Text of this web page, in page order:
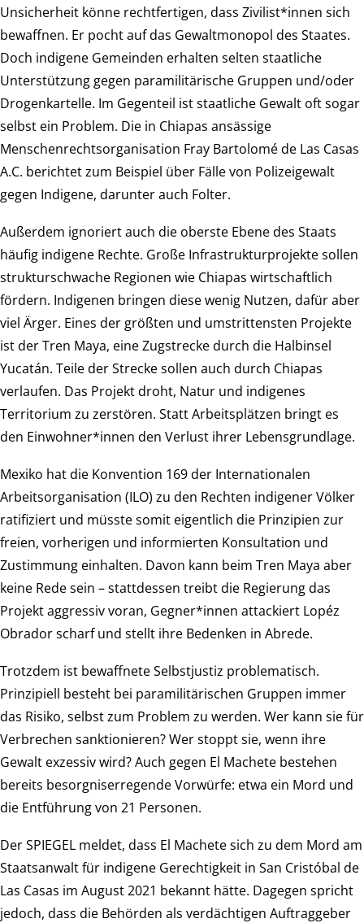
Unsicherheit könne rechtfertigen, dass Zivilist*innen sich
bewaffnen. Er pocht auf das Gewaltmonopol des Staates.
Doch indigene Gemeinden erhalten selten staatliche
Unterstützung gegen paramilitärische Gruppen und/oder
Drogenkartelle. Im Gegenteil ist staatliche Gewalt oft sogar
selbst ein Problem. Die in Chiapas ansässige
Menschenrechtsorganisation Fray Bartolomé de Las Casas
A.C. berichtet zum Beispiel über Fälle von Polizeigewalt
gegen Indigene, darunter auch Folter.
Außerdem ignoriert auch die oberste Ebene des Staats
häufig indigene Rechte. Große Infrastrukturprojekte sollen
strukturschwache Regionen wie Chiapas wirtschaftlich
fördern. Indigenen bringen diese wenig Nutzen, dafür aber
viel Ärger. Eines der größten und umstrittensten Projekte
ist der Tren Maya, eine Zugstrecke durch die Halbinsel
Yucatán. Teile der Strecke sollen auch durch Chiapas
verlaufen. Das Projekt droht, Natur und indigenes
Territorium zu zerstören. Statt Arbeitsplätzen bringt es
den Einwohner*innen den Verlust ihrer Lebensgrundlage.
Mexiko hat die Konvention 169 der Internationalen
Arbeitsorganisation (ILO) zu den Rechten indigener Völker
ratifiziert und müsste somit eigentlich die Prinzipien zur
freien, vorherigen und informierten Konsultation und
Zustimmung einhalten. Davon kann beim Tren Maya aber
keine Rede sein – stattdessen treibt die Regierung das
Projekt aggressiv voran, Gegner*innen attackiert Lopéz
Obrador scharf und stellt ihre Bedenken in Abrede.
Trotzdem ist bewaffnete Selbstjustiz problematisch.
Prinzipiell besteht bei paramilitärischen Gruppen immer
das Risiko, selbst zum Problem zu werden. Wer kann sie für
Verbrechen sanktionieren? Wer stoppt sie, wenn ihre
Gewalt exzessiv wird? Auch gegen El Machete bestehen
bereits besorgniserregende Vorwürfe: etwa ein Mord und
die Entführung von 21 Personen.
Der SPIEGEL meldet, dass El Machete sich zu dem Mord am
Staatsanwalt für indigene Gerechtigkeit in San Cristóbal de
Las Casas im August 2021 bekannt hätte. Dagegen spricht
jedoch, dass die Behörden als verdächtigen Auftraggeber